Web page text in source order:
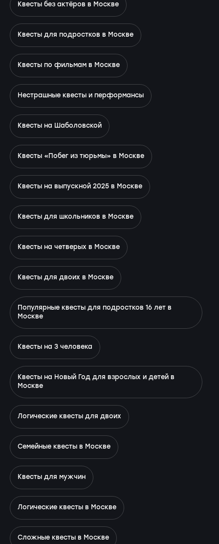
Квесты без актёров в Москве
Квесты для подростков в Москве
Квесты по фильмам в Москве
Нестрашные квесты и перформансы
Квесты на Шаболовской
Квесты «Побег из тюрьмы» в Москве
Квесты на выпускной 2025 в Москве
Квесты для школьников в Москве
Квесты на четверых в Москве
Квесты для двоих в Москве
Популярные квесты для подростков 16 лет в
Москве
Квесты на 3 человека
Квесты на Новый Год для взрослых и детей в
Москве
Логические квесты для двоих
Семейные квесты в Москве
Квесты для мужчин
Логические квесты в Москве
Сложные квесты в Москве